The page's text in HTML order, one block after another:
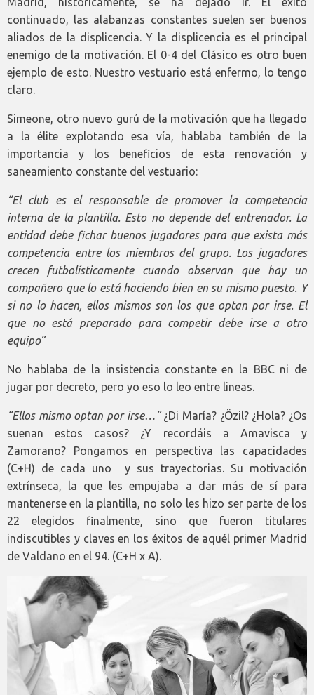
continuado, las alabanzas constantes suelen ser buenos
aliados de la displicencia. Y la displicencia es el principal
enemigo de la motivación. El 0-4 del Clásico es otro buen
ejemplo de esto. Nuestro vestuario está enfermo, lo tengo
claro.
Simeone, otro nuevo gurú de la motivación que ha llegado
a la élite explotando esa vía, hablaba también de la
importancia y los beneficios de esta renovación y
saneamiento constante del vestuario:
“El club es el responsable de promover la competencia
interna de la plantilla. Esto no depende del entrenador. La
entidad debe fichar buenos jugadores para que exista más
competencia entre los miembros del grupo. Los jugadores
crecen futbolísticamente cuando observan que hay un
compañero que lo está haciendo bien en su mismo puesto. Y
si no lo hacen, ellos mismos son los que optan por irse. El
que no está preparado para competir debe irse a otro
equipo”
No hablaba de la insistencia constante en la BBC ni de
jugar por decreto, pero yo eso lo leo entre lineas.
“Ellos mismo optan por irse…”¿Di María? ¿Özil? ¿Hola? ¿Os
suenan estos casos? ¿Y recordáis a Amavisca y
Zamorano? Pongamos en perspectiva las capacidades
(C+H) de cada uno y sus trayectorias. Su motivación
extrínseca, la que les empujaba a dar más de sí para
mantenerse en la plantilla, no solo les hizo ser parte de los
22 elegidos finalmente, sino que fueron titulares
indiscutibles y claves en los éxitos de aquél primer Madrid
de Valdano en el 94. (C+H x A).